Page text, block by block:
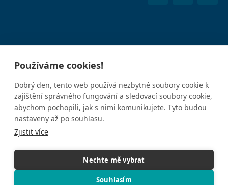
Používáme cookies!
Dobrý den, tento web používá nezbytné soubory cookie k
zajištění správného fungování a sledovací soubory cookie,
abychom pochopili, jak s nimi komunikujete. Tyto budou
nastaveny až po souhlasu.
Zjistit více
Nechte mě vybrat
Souhlasím
ochrany osobních údajů.
IČO: 05612926
© 2025 Concierge Medicine Europe. Všechna práva vyhrazena.